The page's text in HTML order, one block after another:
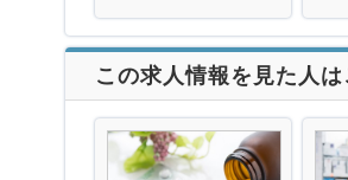
この求人情報を見た人